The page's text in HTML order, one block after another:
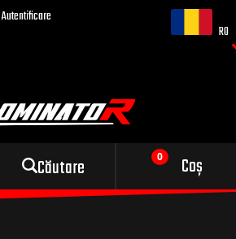
Autentificare
RO
Căutare Coș
Evacuare sport pentru
motocicleta ta